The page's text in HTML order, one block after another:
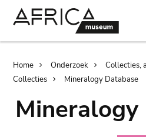
Breadcrumb
Home Onderzoek
Collecties,
Collecties
Mineralogy Database
Mineralogy